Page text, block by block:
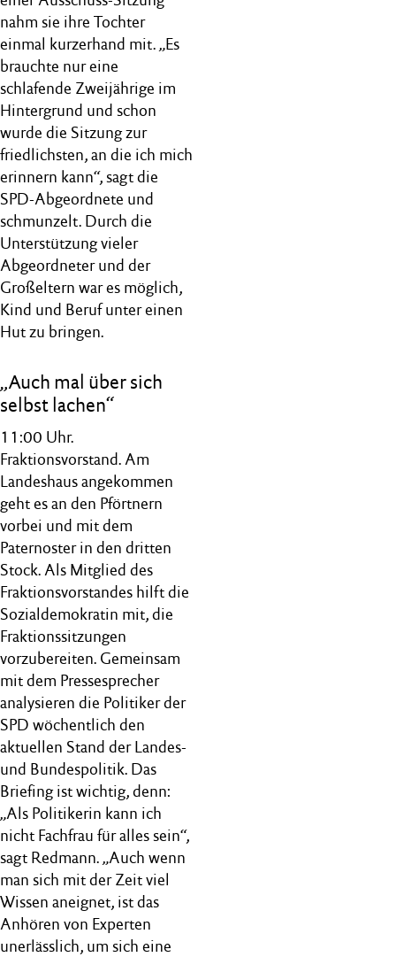
nahm sie ihre Tochter
einmal kurzerhand mit. „Es
brauchte nur eine
schlafende Zweijährige im
Hintergrund und schon
wurde die Sitzung zur
friedlichsten, an die ich mich
erinnern kann“, sagt die
SPD-Abgeordnete und
schmunzelt. Durch die
Unterstützung vieler
Abgeordneter und der
Großeltern war es möglich,
Kind und Beruf unter einen
Hut zu bringen.
„Auch mal über sich
selbst lachen“
11:00 Uhr.
Fraktionsvorstand. Am
Landeshaus angekommen
geht es an den Pförtnern
vorbei und mit dem
Paternoster in den dritten
Stock. Als Mitglied des
Fraktionsvorstandes hilft die
Sozialdemokratin mit, die
Fraktionssitzungen
vorzubereiten. Gemeinsam
mit dem Pressesprecher
analysieren die Politiker der
SPD wöchentlich den
aktuellen Stand der Landes-
und Bundespolitik. Das
Briefing ist wichtig, denn:
„Als Politikerin kann ich
nicht Fachfrau für alles sein“,
sagt Redmann. „Auch wenn
man sich mit der Zeit viel
Wissen aneignet, ist das
Anhören von Experten
unerlässlich, um sich eine